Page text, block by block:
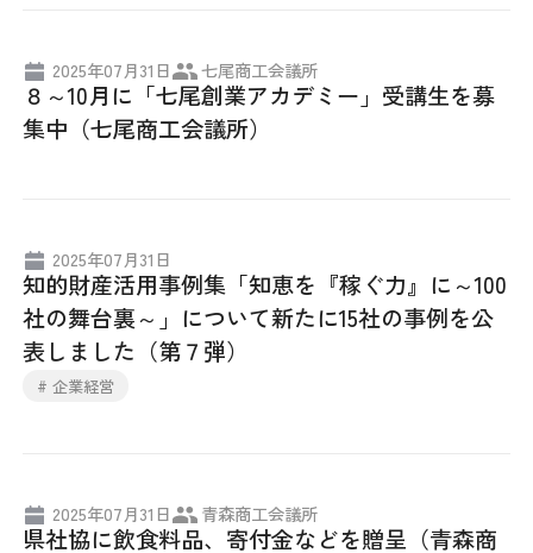
2025年07月31日 七尾商工会議所
８～10月に「七尾創業アカデミー」受講生を募
集中（七尾商工会議所）
2025年07月31日
知的財産活用事例集「知恵を『稼ぐ力』に～100
社の舞台裏～」について新たに15社の事例を公
表しました（第７弾）
# 企業経営
2025年07月31日 青森商工会議所
県社協に飲食料品、寄付金などを贈呈（青森商